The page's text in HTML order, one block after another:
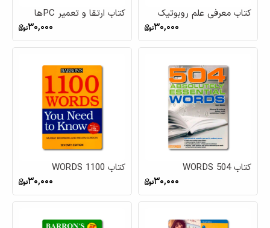
کتاب معرفی علم روبوتیک
30,000
کتاب ارتقا و تعمیر PCها
30,000
کتاب 504 WORDS
30,000
کتاب 1100 WORDS
30,000